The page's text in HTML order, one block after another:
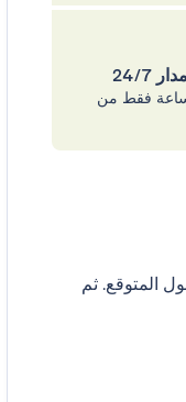
7
فقط من
المتوقع. ثم